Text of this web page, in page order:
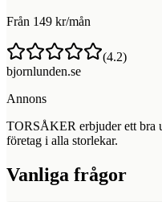
Från 149 kr/mån
(4.2)
bjornlunden.se
Annons
TORSÅKER erbjuder ett bra
företag i alla storlekar.
Vanliga frågor